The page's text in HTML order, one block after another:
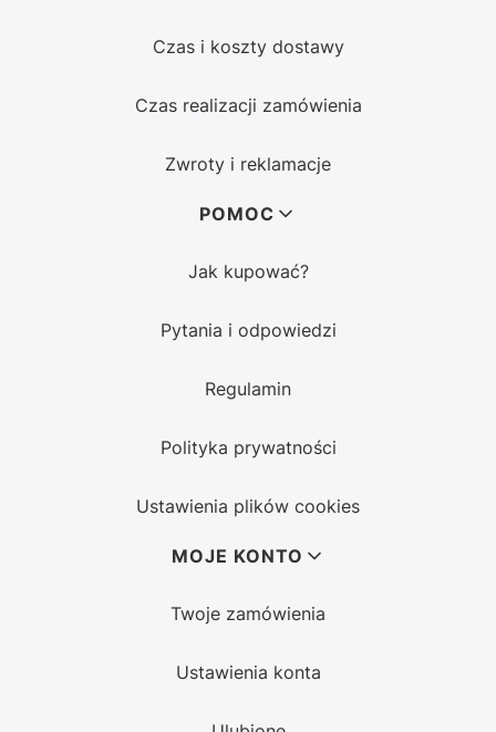
Czas i koszty dostawy
Czas realizacji zamówienia
Zwroty i reklamacje
POMOC
Jak kupować?
Pytania i odpowiedzi
Regulamin
Polityka prywatności
Ustawienia plików cookies
MOJE KONTO
Twoje zamówienia
Ustawienia konta